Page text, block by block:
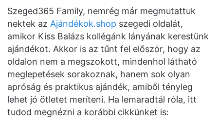
Szeged365 Family, nemrég már megmutattuk
nektek az Ajándékok.shop szegedi oldalát,
amikor Kiss Balázs kollégánk lányának kerestünk
ajándékot. Akkor is az tűnt fel először, hogy az
oldalon nem a megszokott, mindenhol látható
meglepetések sorakoznak, hanem sok olyan
apróság és praktikus ajándék, amiből tényleg
lehet jó ötletet meríteni. Ha lemaradtál róla, itt
tudod megnézni a korábbi cikkünket is: